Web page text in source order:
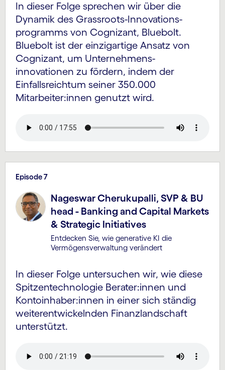
In dieser Folge sprechen wir über die
Dynamik des Grassroots-Innovations­
programms von Cognizant, Bluebolt.
Bluebolt ist der einzigartige Ansatz von
Cognizant, um Unternehmens­
innovationen zu fördern, indem der
Einfalls­reichtum seiner 350.000
Mitarbeiter:innen genutzt wird.
Episode 7
Nageswar Cherukupalli, SVP & BU
head - Banking and Capital Markets
& Strategic Initiatives
Entdecken Sie, wie generative KI die
Vermögens­verwaltung verändert
In dieser Folge untersuchen wir, wie diese
Spitzen­technologie Berater:innen und
Konto­inhaber:innen in einer sich ständig
weiter­entwickelnden Finanz­land­schaft
unterstützt.